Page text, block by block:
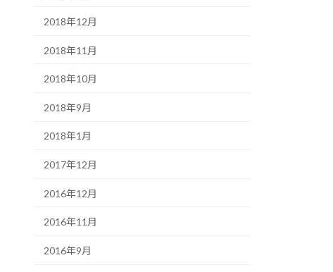
2018年12月
2018年11月
2018年10月
2018年9月
2018年1月
2017年12月
2016年12月
2016年11月
2016年9月